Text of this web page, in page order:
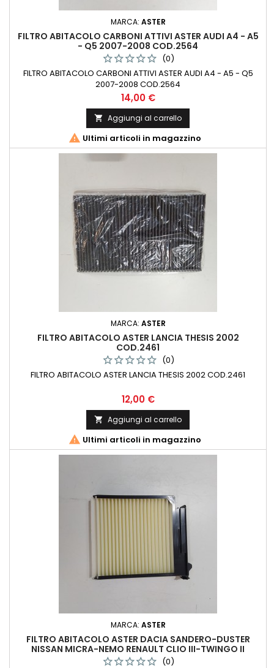
MARCA: ASTER
FILTRO ABITACOLO CARBONI ATTIVI ASTER AUDI A4 - A5
- Q5 2007-2008 COD.2564
(0)
FILTRO ABITACOLO CARBONI ATTIVI ASTER AUDI A4 - A5 - Q5
2007-2008 COD.2564
Prezzo
14,00 €
 Aggiungi al carrello
 Ultimi articoli in magazzino
MARCA: ASTER
FILTRO ABITACOLO ASTER LANCIA THESIS 2002
COD.2461
(0)
FILTRO ABITACOLO ASTER LANCIA THESIS 2002 COD.2461
Prezzo
12,00 €
 Aggiungi al carrello
 Ultimi articoli in magazzino
MARCA: ASTER
FILTRO ABITACOLO ASTER DACIA SANDERO-DUSTER
NISSAN MICRA-NEMO RENAULT CLIO III-TWINGO II
COD.480F (0)